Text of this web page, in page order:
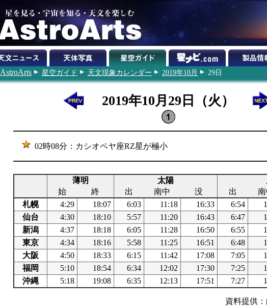
AstroArts 星空ガイド 天文現象カレンダー 2019年10月 29日
2019年10月29日（火）
02時08分：カシオペヤ座RZ星が極小
薄明 太陽
始
終 出 南中 没 出 南
札幌
4:29 18:07 6:03 11:18 16:33 6:54
仙台
4:30 18:10 5:57 11:20 16:43 6:47
新潟
4:37 18:18 6:05 11:28 16:50 6:55
東京
4:34 18:16 5:58 11:25 16:51 6:48
大阪
4:50 18:33 6:15 11:42 17:08 7:05
福岡
5:10 18:54 6:34 12:02 17:30 7:25
沖縄
5:18 19:08 6:35 12:13 17:51 7:27
資料提供